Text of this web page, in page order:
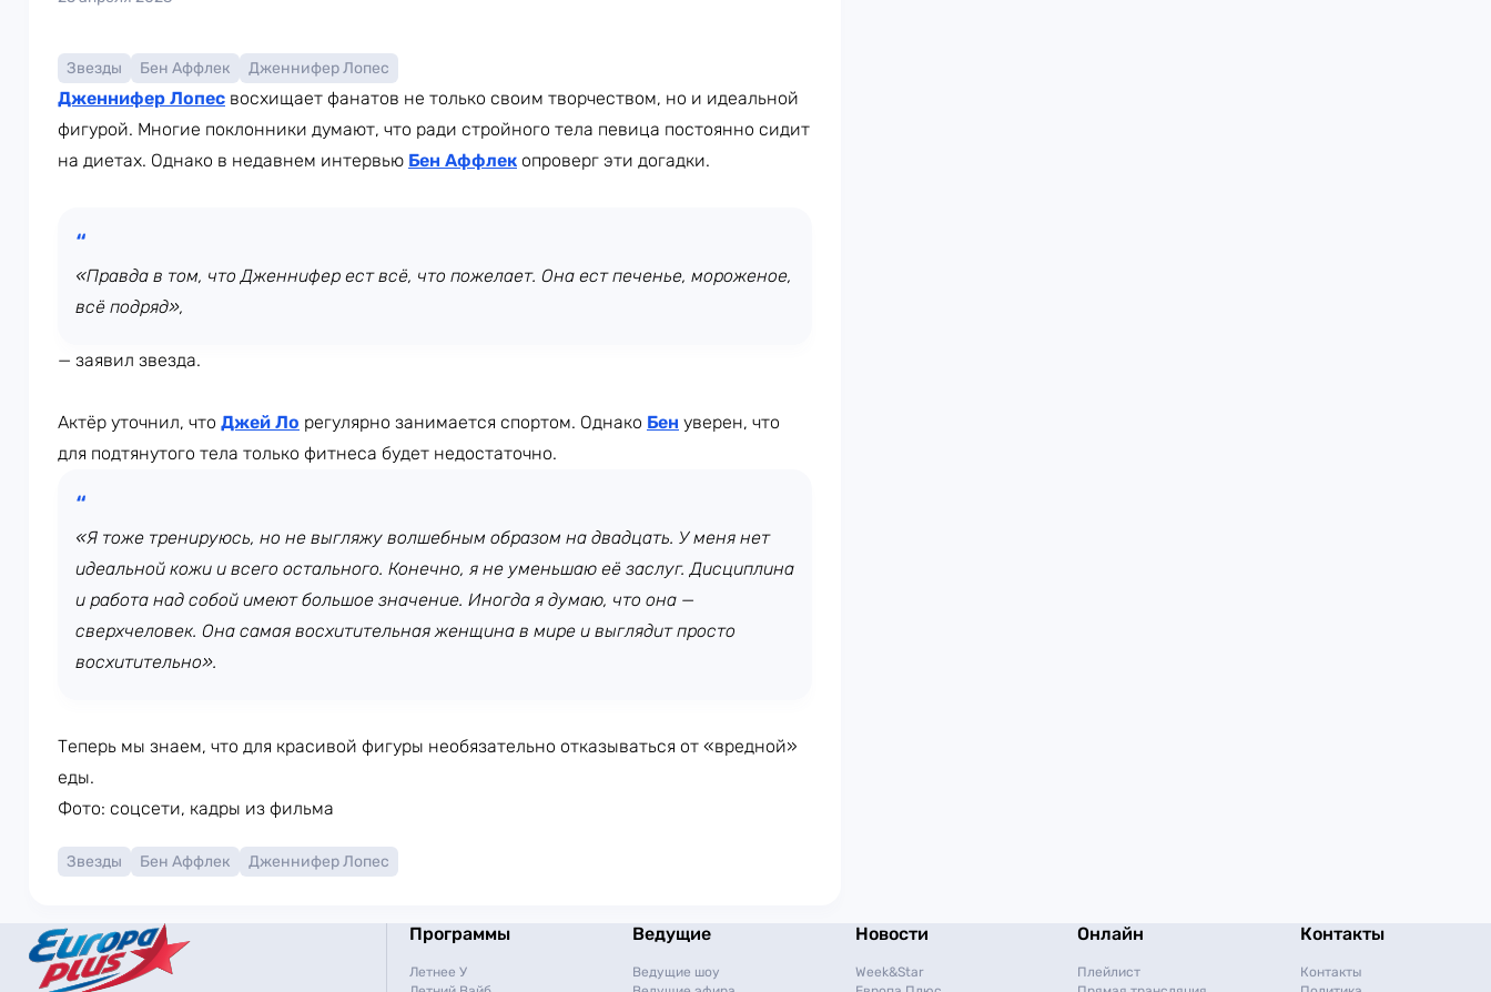
Звезды Бен Аффлек Дженнифер Лопес
Дженнифер Лопес восхищает фанатов не только своим творчеством, но и идеальной
фигурой. Многие поклонники думают, что ради стройного тела певица постоянно сидит
на диетах. Однако в недавнем интервью Бен Аффлек опроверг эти догадки.
«Правда в том, что Дженнифер ест всё, что пожелает. Она ест печенье, мороженое,
всё подряд»,
— заявил звезда.
Актёр уточнил, что Джей Ло регулярно занимается спортом. Однако Бен уверен, что
для подтянутого тела только фитнеса будет недостаточно.
«Я тоже тренируюсь, но не выгляжу волшебным образом на двадцать. У меня нет
идеальной кожи и всего остального. Конечно, я не уменьшаю её заслуг. Дисциплина
и работа над собой имеют большое значение. Иногда я думаю, что она —
сверхчеловек. Она самая восхитительная женщина в мире и выглядит просто
восхитительно».
Теперь мы знаем, что для красивой фигуры необязательно отказываться от «вредной»
еды.
Фото: соцсети, кадры из фильма
Звезды Бен Аффлек Дженнифер Лопес
Программы
Летнее У
Ведущие
Ведущие шоу
Новости
Week&Star
Онлайн
Плейлист
Контакты
Контакты